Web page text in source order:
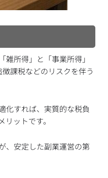
所得」と「事業所得」
課税などのリスクを伴う
化すれば、実質的な税負
ットです。
、安定した副業運営の第